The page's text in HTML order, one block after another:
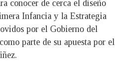
conocer de cerca el diseño
Infancia y la Estrategia
por el Gobierno del
parte de su apuesta por el